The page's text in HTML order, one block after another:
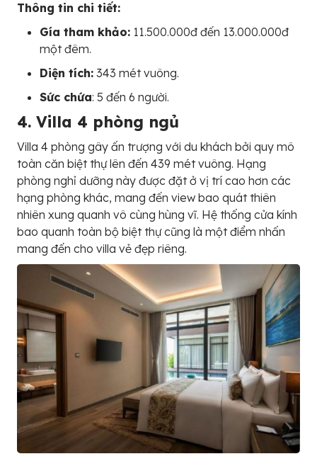
Thông tin chi tiết:
Gía tham khảo: 11.500.000đ đến 13.000.000đ
một đêm.
Diện tích: 343 mét vuông.
Sức chứa: 5 đến 6 người.
4. Villa 4 phòng ngủ
Villa 4 phòng gây ấn trượng với du khách bởi quy mô
toàn căn biệt thự lên đến 439 mét vuông. Hạng
phòng nghỉ dưỡng này được đặt ở vị trí cao hơn các
hạng phòng khác, mang đến view bao quát thiên
nhiên xung quanh vô cùng hùng vĩ. Hệ thống cửa kính
bao quanh toàn bộ biệt thự cũng là một điểm nhấn
mang đến cho villa vẻ đẹp riêng.